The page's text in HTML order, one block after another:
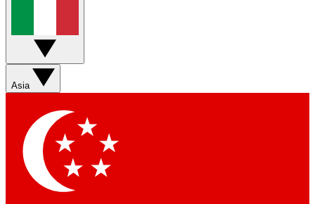
Asia